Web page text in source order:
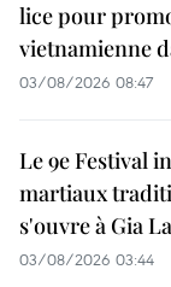
lice pour
vietnamienne
03/08/2026 08:47
Le 9e Festival
martiaux
s'ouvre à Gia
03/08/2026 03:44